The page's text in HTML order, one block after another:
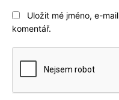
Uložit mé jméno, e-
komentář.